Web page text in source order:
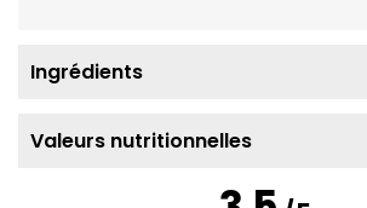
Ingrédients
Valeurs nutritionnelles